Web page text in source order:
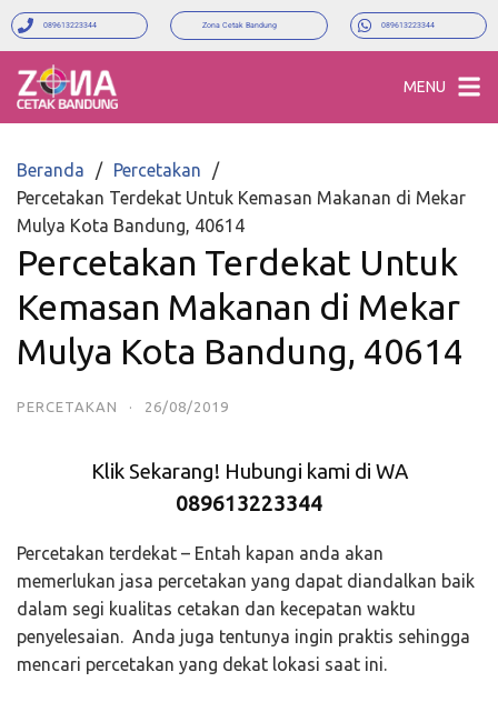
089613223344 Zona Cetak Bandung 089613223344
MENU
Beranda
Percetakan
Percetakan Terdekat Untuk Kemasan Makanan di Mekar
Mulya Kota Bandung, 40614
Percetakan Terdekat Untuk
Kemasan Makanan di Mekar
Mulya Kota Bandung, 40614
PERCETAKAN · 26/08/2019
Klik Sekarang! Hubungi kami di WA
089613223344
Percetakan terdekat – Entah kapan anda akan
memerlukan jasa percetakan yang dapat diandalkan baik
dalam segi kualitas cetakan dan kecepatan waktu
penyelesaian. Anda juga tentunya ingin praktis sehingga
mencari percetakan yang dekat lokasi saat ini.